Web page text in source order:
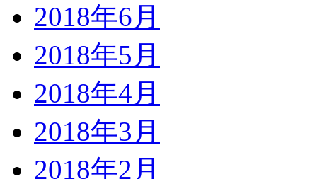
2018年6月
2018年5月
2018年4月
2018年3月
2018年2月